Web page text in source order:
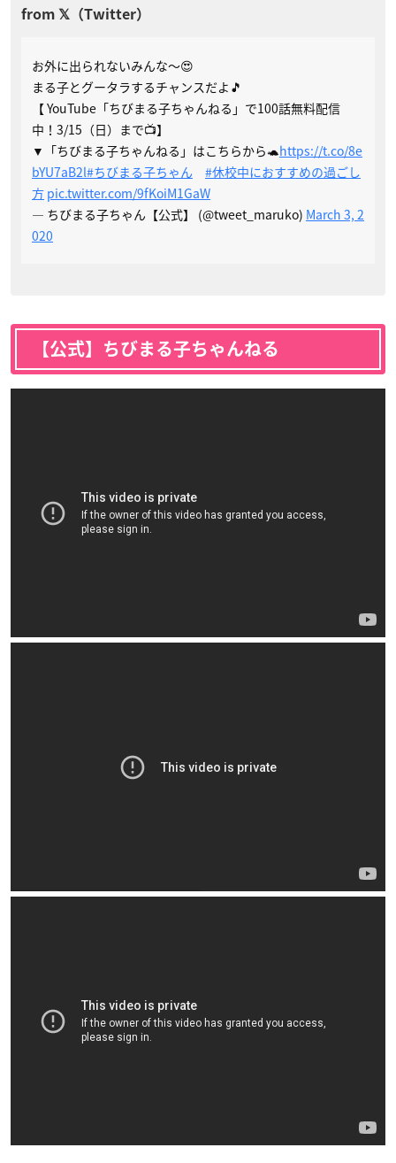
お外に出られないみんな～😍
まる子とグータラするチャンスだよ🎵
【 YouTube「ちびまる子ちゃんねる」で100話無料配信
中！3/15（日）まで📺️】
▼「ちびまる子ちゃんねる」はこちらから🐢https://t.co/8e
bYU7aB2l#ちびまる子ちゃん
#休校中におすすめの過ごし
方 pic.twitter.com/9fKoiM1GaW
— ちびまる子ちゃん【公式】 (@tweet_maruko) March 3, 2
020
【公式】ちびまる子ちゃんねる